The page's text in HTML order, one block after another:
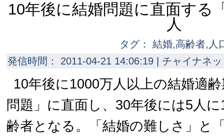
10年後に結婚問題に直面する
人
タグ： 結婚,高齢者,人
発信時間： 2011-04-21 14:06:19 | チャイナネ
10年後に1000万人以上の結婚適
問題」に直面し、30年後には5人
齢者となる。「結婚の難しさ」と